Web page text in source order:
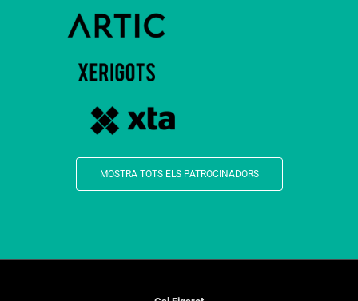
MOSTRA TOTS ELS PATROCINADORS